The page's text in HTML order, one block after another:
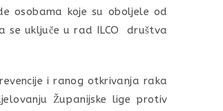
osobama koje su oboljele od
se uključe u rad ILCO društva
i ranog otkrivanja raka
Županijske lige protiv